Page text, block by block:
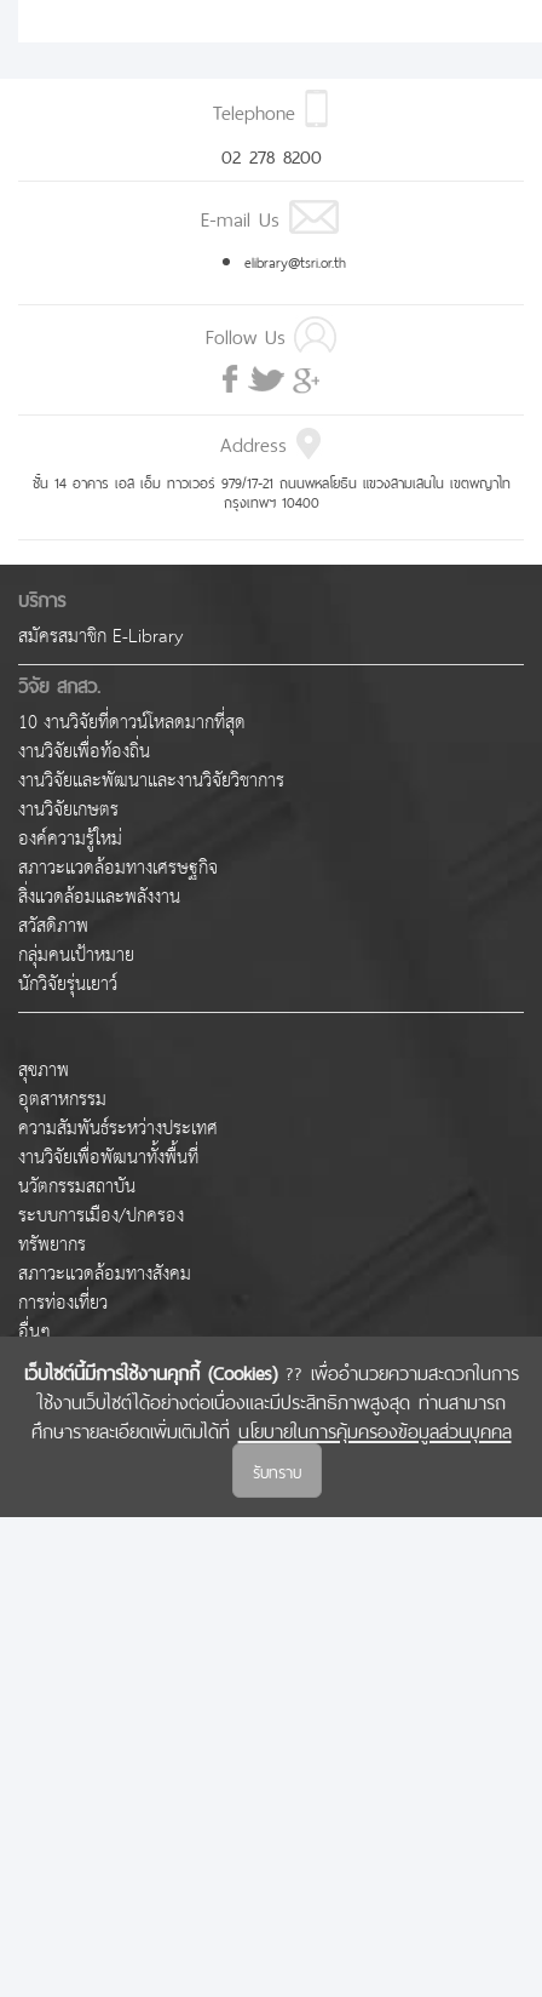
เว็บไซต์นี้มีการใช้งานคุกกี้ (Cookies)?? เพื่ออำนวยความสะดวกในการ
ใช้งานเว็บไซต์ได้อย่างต่อเนื่องและมีประสิทธิภาพสูงสุด ท่านสามารถ
ศึกษารายละเอียดเพิ่มเติมได้ที่ นโยบายในการคุ้มครองข้อมูลส่วนบุคคล
รับทราบ
Telephone
02 278 8200
E-mail Us
elibrary@tsri.or.th
Follow Us
Address
ชั้น 14 อาคาร เอส เอ็ม ทาวเวอร์ 979/17-21 ถนนพหลโยธิน แขวงสามเสนใน เขตพญาไท
กรุงเทพฯ 10400
บริการ
สมัครสมาชิก E-Library
วิจัย สกสว.
10 งานวิจัยที่ดาวน์โหลดมากที่สุด
งานวิจัยเพื่อท้องถิ่น
งานวิจัยและพัฒนาและงานวิจัยวิชาการ
งานวิจัยเกษตร
องค์ความรู้ใหม่
สภาวะแวดล้อมทางเศรษฐกิจ
สิ่งแวดล้อมและพลังงาน
สวัสดิภาพ
กลุ่มคนเป้าหมาย
นักวิจัยรุ่นเยาว์
สุขภาพ
อุตสาหกรรม
ความสัมพันธ์ระหว่างประเทศ
งานวิจัยเพื่อพัฒนาทั้งพื้นที่
นวัตกรรมสถาบัน
ระบบการเมือง/ปกครอง
ทรัพยากร
สภาวะแวดล้อมทางสังคม
การท่องเที่ยว
อื่นๆ
COPYRIGHT © 2022 สำนักงานคณะกรรมการส่งเสริมวิทยาศาสตร์ วิจัยและนวัตกรรม
(สกสว.)
นโยบายในการคุ้มครองข้อมูลส่วนบุคคล